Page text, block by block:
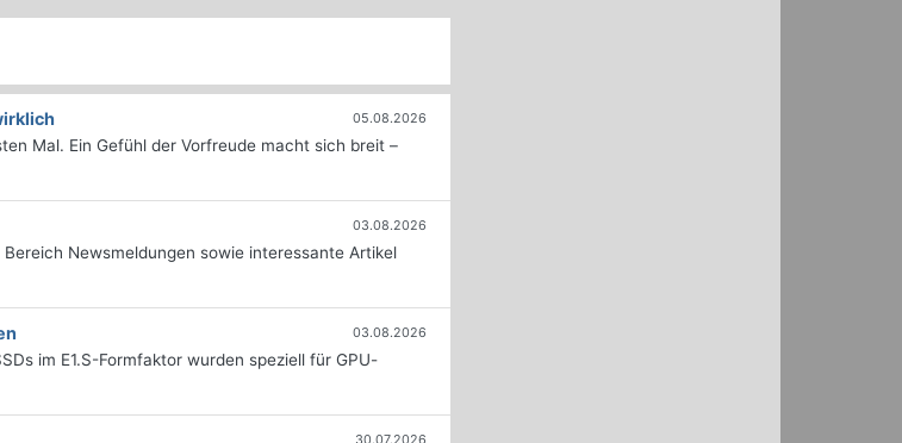
05.08.2026
Mal. Ein Gefühl der Vorfreude macht sich breit –
03.08.2026
Newsmeldungen sowie interessante Artikel
03.08.2026
im E1.S-Formfaktor wurden speziell für GPU-